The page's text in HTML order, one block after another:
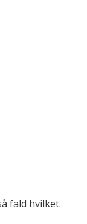
fald hvilket.